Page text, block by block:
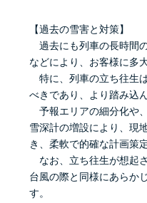
【過去の雪害と対策】
過去にも列車の長時間
などにより、お客様に多
特に、列車の立ち往生
べきであり、より踏み込
予報エリアの細分化や
雪深計の増設により、現
き、柔軟で的確な計画策
なお、立ち往生が想起
台風の際と同様にあらか
す。